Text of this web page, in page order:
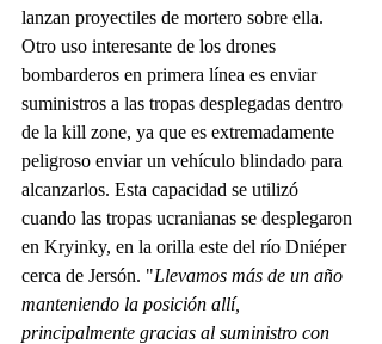
lanzan proyectiles de mortero sobre ella.
Otro uso interesante de los drones
bombarderos en primera línea es enviar
suministros a las tropas desplegadas dentro
de la kill zone, ya que es extremadamente
peligroso enviar un vehículo blindado para
alcanzarlos. Esta capacidad se utilizó
cuando las tropas ucranianas se desplegaron
en Kryinky, en la orilla este del río Dniéper
cerca de Jersón. "Llevamos más de un año
manteniendo la posición allí,
principalmente gracias al suministro con